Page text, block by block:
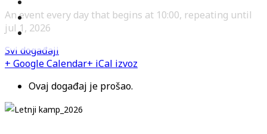
An event every day that begins at 10:00, repeating until
jul 1, 2026
Svi događaji
+ Google Calendar+ iCal izvoz
Ovaj događaj je prošao.